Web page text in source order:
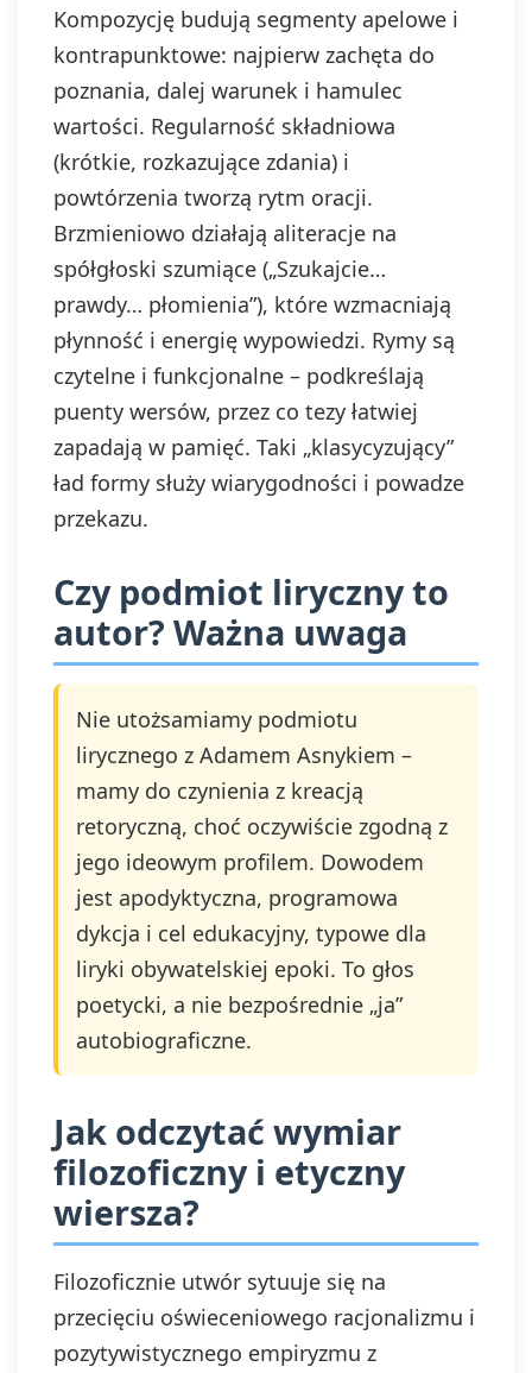
Kompozycję budują segmenty apelowe i
kontrapunktowe: najpierw zachęta do
poznania, dalej warunek i hamulec
wartości. Regularność składniowa
(krótkie, rozkazujące zdania) i
powtórzenia tworzą rytm oracji.
Brzmieniowo działają aliteracje na
spółgłoski szumiące („Szukajcie…
prawdy… płomienia”), które wzmacniają
płynność i energię wypowiedzi. Rymy są
czytelne i funkcjonalne – podkreślają
puenty wersów, przez co tezy łatwiej
zapadają w pamięć. Taki „klasycyzujący”
ład formy służy wiarygodności i powadze
przekazu.
Czy podmiot liryczny to
autor? Ważna uwaga
Nie utożsamiamy podmiotu
lirycznego z Adamem Asnykiem –
mamy do czynienia z kreacją
retoryczną, choć oczywiście zgodną z
jego ideowym profilem. Dowodem
jest apodyktyczna, programowa
dykcja i cel edukacyjny, typowe dla
liryki obywatelskiej epoki. To głos
poetycki, a nie bezpośrednie „ja”
autobiograficzne.
Jak odczytać wymiar
filozoficzny i etyczny
wiersza?
Filozoficznie utwór sytuuje się na
przecięciu oświeceniowego racjonalizmu i
pozytywistycznego empiryzmu z